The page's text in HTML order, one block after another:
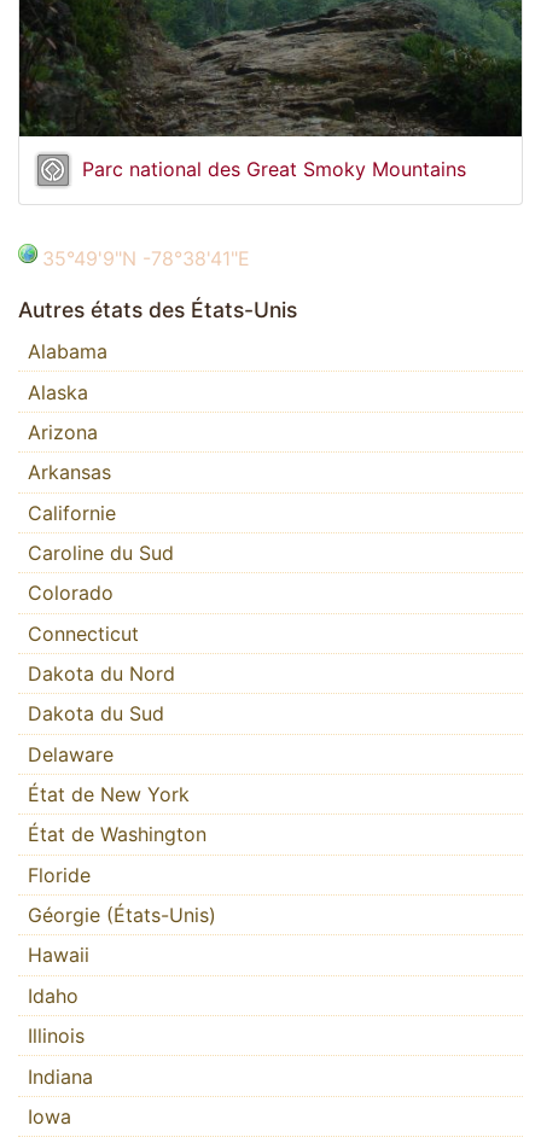
Parc national des Great Smoky Mountains
35°49'9"N -78°38'41"E
Autres états des États-Unis
Alabama
Alaska
Arizona
Arkansas
Californie
Caroline du Sud
Colorado
Connecticut
Dakota du Nord
Dakota du Sud
Delaware
État de New York
État de Washington
Floride
Géorgie (États-Unis)
Hawaii
Idaho
Illinois
Indiana
Iowa